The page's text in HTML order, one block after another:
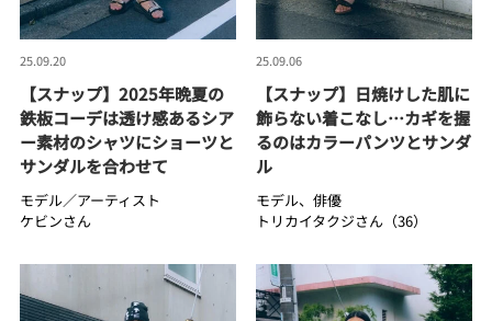
25.09.20
【スナップ】2025年晩夏の
鉄板コーデは透け感あるシア
ー素材のシャツにショーツと
サンダルを合わせて
モデル／アーティスト
ケビンさん
25.09.06
【スナップ】日焼けした肌に
飾らない着こなし…カギを握
るのはカラーパンツとサンダ
ル
モデル、俳優
トリカイタクジさん（36）